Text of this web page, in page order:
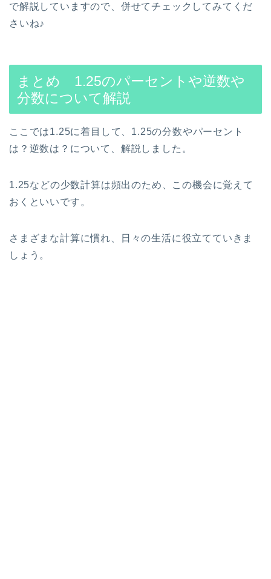
で解説していますので、併せてチェックしてみてくだ
さいね♪
まとめ 1.25のパーセントや逆数や
分数について解説
ここでは1.25に着目して、1.25の分数やパーセント
は？逆数は？について、解説しました。
1.25などの少数計算は頻出のため、この機会に覚えて
おくといいです。
さまざまな計算に慣れ、日々の生活に役立てていきま
しょう。